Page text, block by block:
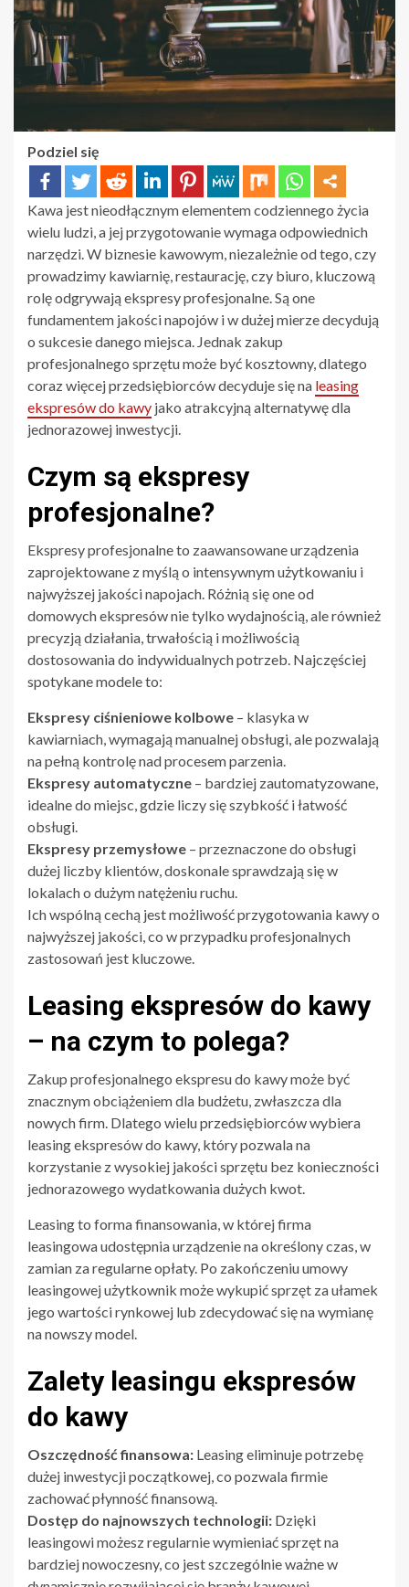
Podziel się
Kawa jest nieodłącznym elementem codziennego życia
wielu ludzi, a jej przygotowanie wymaga odpowiednich
narzędzi. W biznesie kawowym, niezależnie od tego, czy
prowadzimy kawiarnię, restaurację, czy biuro, kluczową
rolę odgrywają ekspresy profesjonalne. Są one
fundamentem jakości napojów i w dużej mierze decydują
o sukcesie danego miejsca. Jednak zakup
profesjonalnego sprzętu może być kosztowny, dlatego
coraz więcej przedsiębiorców decyduje się na leasing
ekspresów do kawy jako atrakcyjną alternatywę dla
jednorazowej inwestycji.
Czym są ekspresy
profesjonalne?
Ekspresy profesjonalne to zaawansowane urządzenia
zaprojektowane z myślą o intensywnym użytkowaniu i
najwyższej jakości napojach. Różnią się one od
domowych ekspresów nie tylko wydajnością, ale również
precyzją działania, trwałością i możliwością
dostosowania do indywidualnych potrzeb. Najczęściej
spotykane modele to:
Ekspresy ciśnieniowe kolbowe – klasyka w
kawiarniach, wymagają manualnej obsługi, ale pozwalają
na pełną kontrolę nad procesem parzenia.
Ekspresy automatyczne – bardziej zautomatyzowane,
idealne do miejsc, gdzie liczy się szybkość i łatwość
obsługi.
Ekspresy przemysłowe – przeznaczone do obsługi
dużej liczby klientów, doskonale sprawdzają się w
lokalach o dużym natężeniu ruchu.
Ich wspólną cechą jest możliwość przygotowania kawy o
najwyższej jakości, co w przypadku profesjonalnych
zastosowań jest kluczowe.
Leasing ekspresów do kawy
– na czym to polega?
Zakup profesjonalnego ekspresu do kawy może być
znacznym obciążeniem dla budżetu, zwłaszcza dla
nowych firm. Dlatego wielu przedsiębiorców wybiera
leasing ekspresów do kawy, który pozwala na
korzystanie z wysokiej jakości sprzętu bez konieczności
jednorazowego wydatkowania dużych kwot.
Leasing to forma finansowania, w której firma
leasingowa udostępnia urządzenie na określony czas, w
zamian za regularne opłaty. Po zakończeniu umowy
leasingowej użytkownik może wykupić sprzęt za ułamek
jego wartości rynkowej lub zdecydować się na wymianę
na nowszy model.
Zalety leasingu ekspresów
do kawy
Oszczędność finansowa: Leasing eliminuje potrzebę
dużej inwestycji początkowej, co pozwala firmie
zachować płynność finansową.
Dostęp do najnowszych technologii: Dzięki
leasingowi możesz regularnie wymieniać sprzęt na
bardziej nowoczesny, co jest szczególnie ważne w